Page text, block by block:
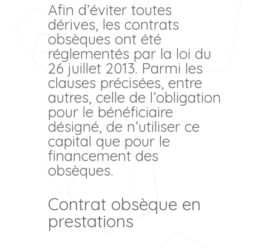
Afin d’éviter toutes
dérives, les contrats
obsèques ont été
réglementés par la loi du
26 juillet 2013. Parmi les
clauses précisées, entre
autres, celle de l’obligation
pour le bénéficiaire
désigné, de n’utiliser ce
capital que pour le
financement des
obsèques.
Contrat obsèque en
prestations